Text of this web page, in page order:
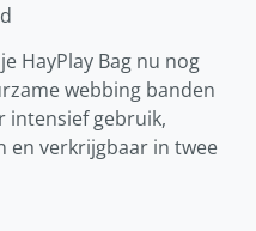
HayPlay Bag nu nog
webbing banden
intensief gebruik,
en verkrijgbaar in twee